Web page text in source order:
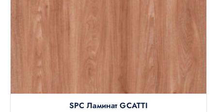
SPC Ламинат GCATTI